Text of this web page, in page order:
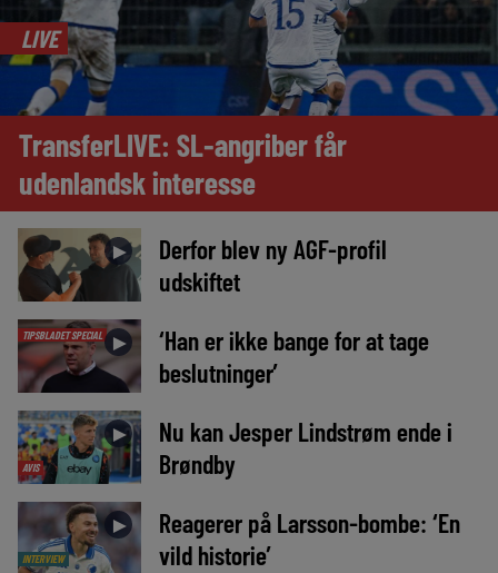
LIVE
TransferLIVE: SL-angriber får
udenlandsk interesse
►
Derfor blev ny AGF-profil
udskiftet
TIPSBLADET SPECIAL ►
‘Han er ikke bange for at tage
beslutninger’
AVIS
►
Nu kan Jesper Lindstrøm ende i
Brøndby
INTERVIEW
►
Reagerer på Larsson-bombe: ‘En
vild historie’